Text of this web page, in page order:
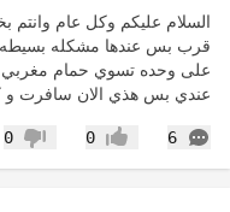
السلام عليكم وكل عام
قرب بس عندها مشكله بسيطه
على وحده تسوي حمام مغربي
عندي بس هذي الان سافرت و
6
التعليقات إعجاب0 عدم 0